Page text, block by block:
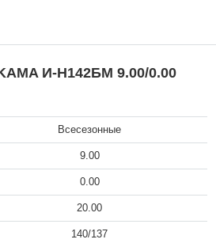
И-Н142БМ 9.00/0.00
Всесезонные
9.00
0.00
20.00
140/137